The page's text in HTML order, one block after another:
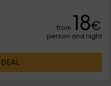
from 18€
person and night